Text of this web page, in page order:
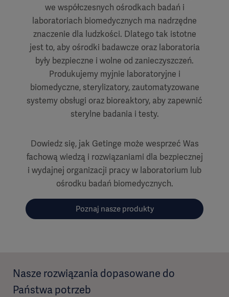
we współczesnych ośrodkach badań i
laboratoriach biomedycznych ma nadrzędne
znaczenie dla ludzkości. Dlatego tak istotne
jest to, aby ośrodki badawcze oraz laboratoria
były bezpieczne i wolne od zanieczyszczeń.
Produkujemy myjnie laboratoryjne i
biomedyczne, sterylizatory, zautomatyzowane
systemy obsługi oraz bioreaktory, aby zapewnić
sterylne badania i testy.
Dowiedz się, jak Getinge może wesprzeć Was
fachową wiedzą i rozwiązaniami dla bezpiecznej
i wydajnej organizacji pracy w laboratorium lub
ośrodku badań biomedycznych.
Poznaj nasze produkty
Nasze rozwiązania dopasowane do
Państwa potrzeb